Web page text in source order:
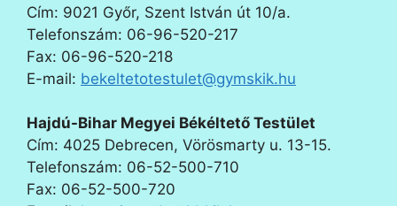
Cím: 9021 Győr, Szent István út 10/a.
Telefonszám: 06-96-520-217
Fax: 06-96-520-218
E-mail: bekeltetotestulet@gymskik.hu
Hajdú-Bihar Megyei Békéltető Testület
Cím: 4025 Debrecen, Vörösmarty u. 13-15.
Telefonszám: 06-52-500-710
Fax: 06-52-500-720